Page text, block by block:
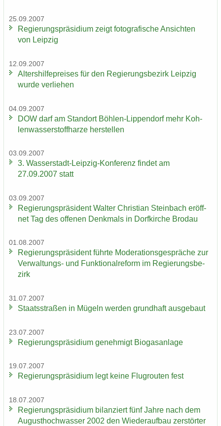
25.09.2007
Re­gie­rungs­prä­si­di­um zeigt fo­to­gra­fi­sche An­sich­ten
von Leip­zig
12.09.2007
Al­ters­hil­fe­prei­ses für den Re­gie­rungs­be­zirk Leip­zig
wurde ver­lie­hen
04.09.2007
DOW darf am Stand­ort Böhlen-​Lippendorf mehr Koh­
len­was­ser­stoff­har­ze her­stel­len
03.09.2007
3. Wasserstadt-​Leipzig-Konferenz fin­det am
27.09.2007 statt
03.09.2007
Re­gie­rungs­prä­si­dent Wal­ter Chris­ti­an Stein­bach er­öff­
net Tag des of­fe­nen Denk­mals in Dorf­kir­che Bro­dau
01.08.2007
Re­gie­rungs­prä­si­dent führ­te Mo­de­ra­ti­ons­ge­sprä­che zur
Verwaltungs-​ und Funk­tio­nal­re­form im Re­gie­rungs­be­
zirk
31.07.2007
Staats­stra­ßen in Mü­geln wer­den grund­haft aus­ge­baut
23.07.2007
Re­gie­rungs­prä­si­di­um ge­neh­migt Bio­gas­an­la­ge
19.07.2007
Re­gie­rungs­prä­si­di­um legt keine Flug­rou­ten fest
18.07.2007
Re­gie­rungs­prä­si­di­um bi­lan­ziert fünf Jahre nach dem
Au­gust­hoch­was­ser 2002 den Wie­der­auf­bau zer­stör­ter